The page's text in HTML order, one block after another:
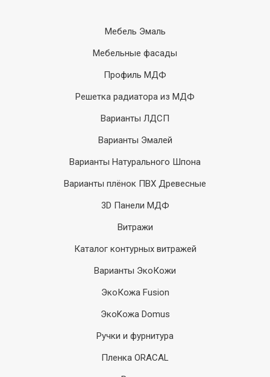
Мебель Эмаль
Мебельные фасады
Профиль МДФ
Решетка радиатора из МДФ
Варианты ЛДСП
Варианты Эмалей
Варианты Натурального Шпона
Варианты плёнок ПВХ Древесные
3D Панели МДФ
Витражи
Каталог контурных витражей
Варианты ЭкоКожи
ЭкоКожа Fusion
ЭкоKожа Domus
Ручки и фурнитура
Пленка ORACAL